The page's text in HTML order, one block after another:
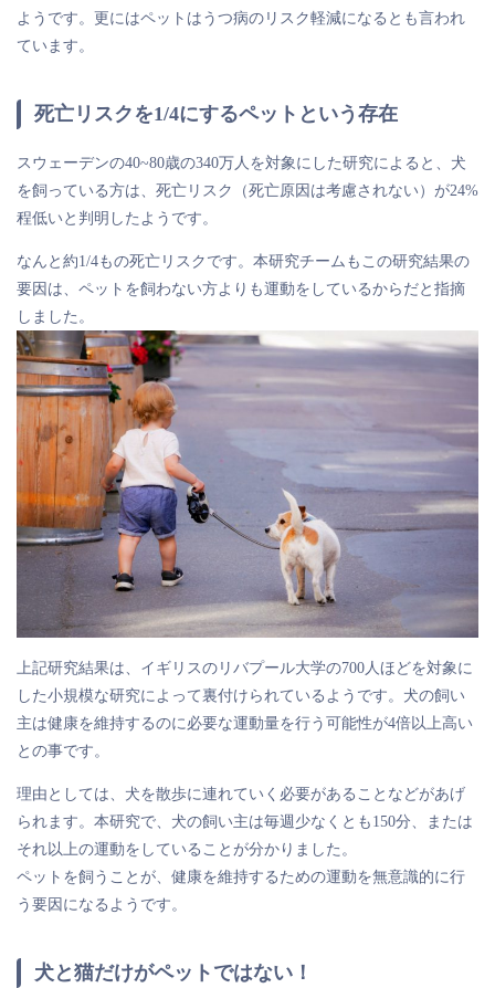
ようです。更にはペットはうつ病のリスク軽減になるとも言われ
ています。
死亡リスクを1/4にするペットという存在
スウェーデンの40~80歳の340万人を対象にした研究によると、 犬
を飼っている方は、死亡リスク（死亡原因は考慮されない）が24%
程低いと判明したようです 。
なんと約1/4もの死亡リスクです。本研究チームもこの研究結果の
要因は、ペットを飼わない方よりも運動をしているからだと指摘
しました。
上記研究結果は、イギリスのリバプール大学の700人ほどを対象に
した小規模な研究によって裏付けられているようです。犬の飼い
主は健康を維持するのに必要な運動量を行う可能性が4倍以上高い
との事です。
理由としては、犬を散歩に連れていく必要があることなどがあげ
られます。本研究で、犬の飼い主は毎週少なくとも150分、または
それ以上の運動をしていることが分かりました。
ペットを飼うことが、健康を維持するための運動を無意識的に行
う要因になる ようです。
犬と猫だけがペットではない！